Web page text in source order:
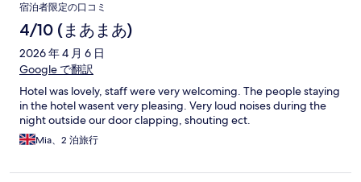
宿泊者限定の口コミ
4/10 (まあまあ)
2026 年 4 月 6 日
Google で翻訳
Hotel was lovely, staff were very welcoming. The people staying
in the hotel wasent very pleasing. Very loud noises during the
night outside our door clapping, shouting ect.
Mia、2 泊旅行